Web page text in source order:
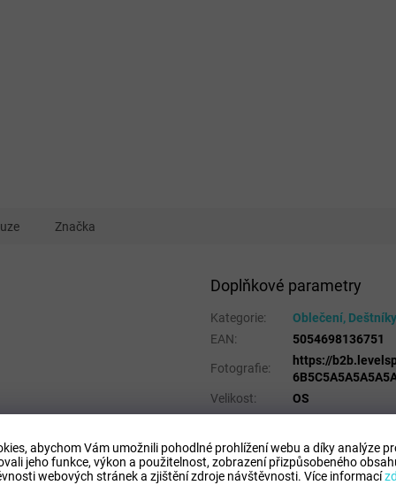
abychom Vám umožnili pohodlné prohlížení webu a díky analýze
jeho funkce, výkon a použitelnost, zobrazení přizpůsobeného
webových stránek a zjištění zdroje návštěvnosti. Více informací
Značka
Doplňkové parametry
Kategorie:
Oblečení,
EAN: 5054698136751
Fotografie:
https://
Velikost:
OS
Kategorie
Doplňky
Sport:
Volejbal
Materiálové